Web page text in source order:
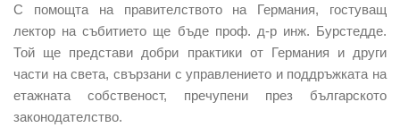
С помощта на правителството на Германия, гостуващ
лектор на събитието ще бъде проф. д-р инж. Бурстедде.
Той ще представи добри практики от Германия и други
части на света, свързани с управлението и поддръжката на
етажната собственост, пречупени през българското
законодателство.